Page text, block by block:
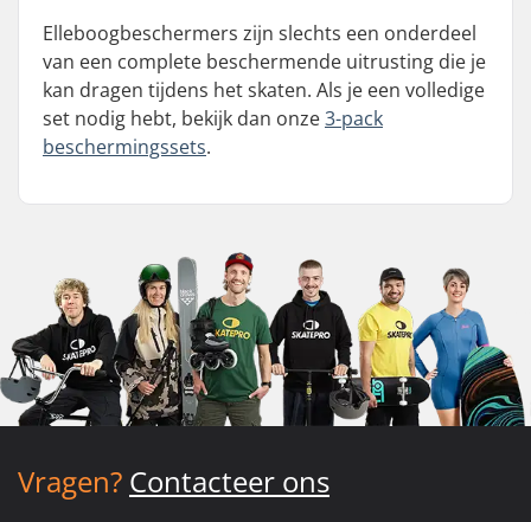
Elleboogbeschermers zijn slechts een onderdeel
van een complete beschermende uitrusting die je
kan dragen tijdens het skaten. Als je een volledige
set nodig hebt, bekijk dan onze3-pack
beschermingssets.
Vragen? Contacteer ons